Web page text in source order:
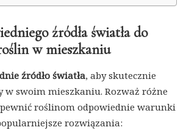
źródła światła do
w mieszkaniu
źródło światła, aby skutecznie
w swoim mieszkaniu. Rozważ różne
roślinom odpowiednie warunki
rozwiązania: